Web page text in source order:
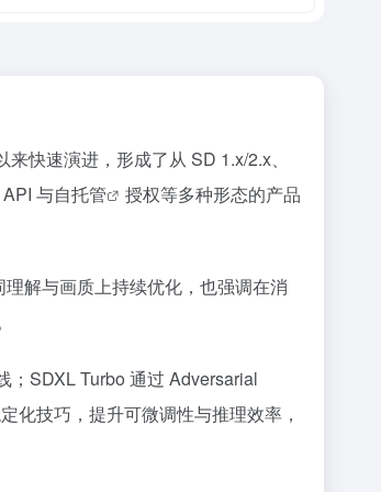
快速演进，形成了从 SD 1.x/2.x、
与自托管 授权等多种形态的产品
解与画质上持续优化，也强调在消
；SDXL Turbo 通过 Adversarial
化技巧，提升可微调性与推理效率，